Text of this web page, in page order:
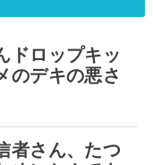
ドロップキッ
のデキの悪さ
者さん、たつ